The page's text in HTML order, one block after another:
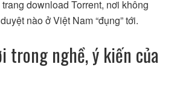
download Torrent, nơi không
nào ở Việt Nam “đụng” tới.
trong nghề, ý kiến của